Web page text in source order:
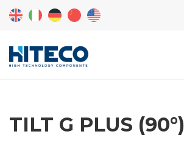
TILT G PLUS (90°)